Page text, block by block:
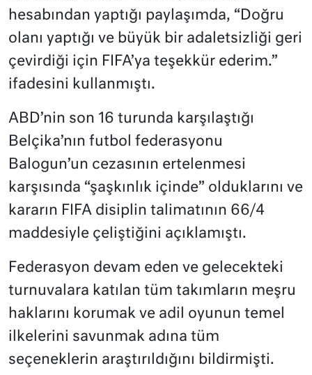
hesabından yaptığı paylaşımda, “Doğru
olanı yaptığı ve büyük bir adaletsizliği geri
çevirdiği için FIFA’ya teşekkür ederim.”
ifadesini kullanmıştı.
ABD’nin son 16 turunda karşılaştığı
Belçika’nın futbol federasyonu
Balogun’un cezasının ertelenmesi
karşısında “şaşkınlık içinde” olduklarını ve
kararın FIFA disiplin talimatının 66/4
maddesiyle çeliştiğini açıklamıştı.
Federasyon devam eden ve gelecekteki
turnuvalara katılan tüm takımların meşru
haklarını korumak ve adil oyunun temel
ilkelerini savunmak adına tüm
seçeneklerin araştırıldığını bildirmişti.